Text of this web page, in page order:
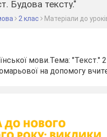
Будова тексту."
2 клас Матеріали до
мови.Тема: "Текст."
на допомогу